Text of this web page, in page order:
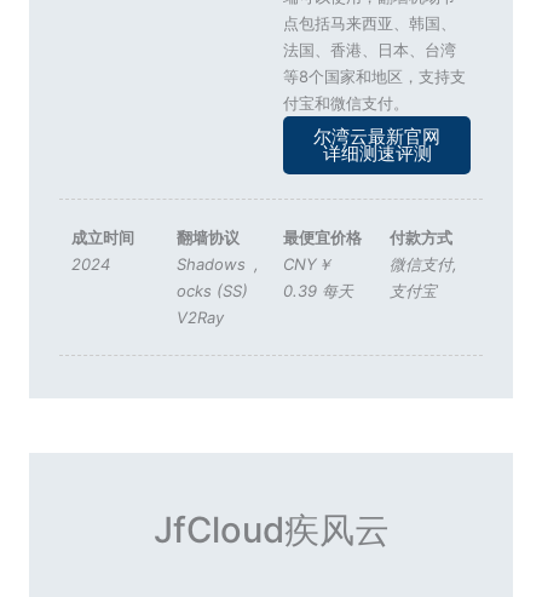
点包括马来西亚、韩国、
法国、香港、日本、台湾
等8个国家和地区，支持支
付宝和微信支付。
尔湾云最新官网
详细测速评测
成立时间
2024
翻墙协议
Shadows
ocks (SS)
,
V2Ray
最便宜价格
CNY￥
0.39 每天
付款方式
微信支付,
支付宝
JfCloud疾风云